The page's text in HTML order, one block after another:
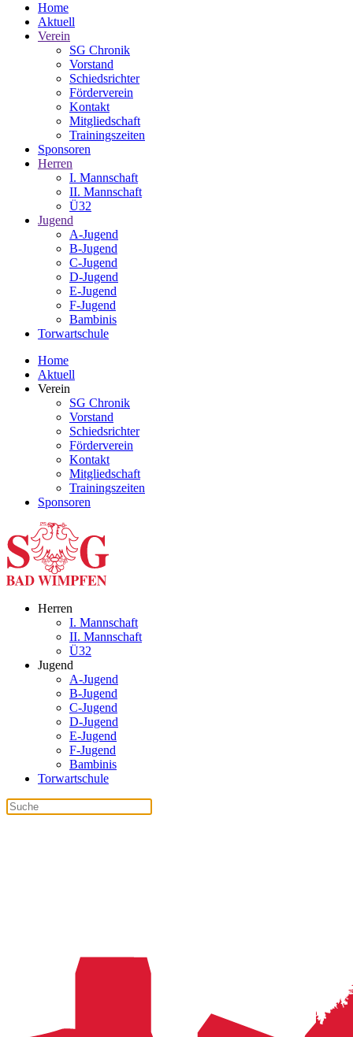
Home
Aktuell
Verein
SG Chronik
Vorstand
Schiedsrichter
Förderverein
Kontakt
Mitgliedschaft
Trainingszeiten
Sponsoren
Herren
I. Mannschaft
II. Mannschaft
Ü32
Jugend
A-Jugend
B-Jugend
C-Jugend
D-Jugend
E-Jugend
F-Jugend
Bambinis
Torwartschule
Home
Aktuell
Verein
SG Chronik
Vorstand
Schiedsrichter
Förderverein
Kontakt
Mitgliedschaft
Trainingszeiten
Sponsoren
Herren
I. Mannschaft
II. Mannschaft
Ü32
Jugend
A-Jugend
B-Jugend
C-Jugend
D-Jugend
E-Jugend
F-Jugend
Bambinis
Torwartschule